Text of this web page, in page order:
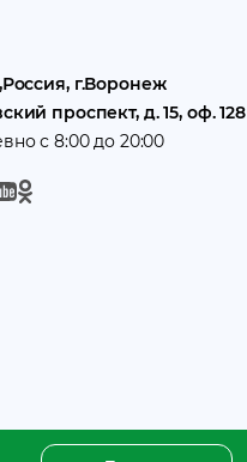
Россия, г.Воронеж
проспект, д. 15, оф. 128
с 8:00 до 20:00